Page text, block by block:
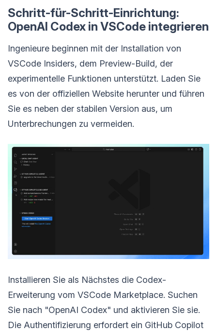
Schritt-für-Schritt-Einrichtung:
OpenAI Codex in VSCode integrieren
Ingenieure beginnen mit der Installation von
VSCode Insiders, dem Preview-Build, der
experimentelle Funktionen unterstützt. Laden Sie
es von der offiziellen Website herunter und führen
Sie es neben der stabilen Version aus, um
Unterbrechungen zu vermeiden.
Installieren Sie als Nächstes die Codex-
Erweiterung vom VSCode Marketplace. Suchen
Sie nach "OpenAI Codex" und aktivieren Sie sie.
Die Authentifizierung erfordert ein GitHub Copilot